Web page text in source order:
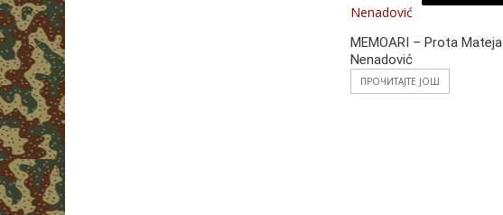
MEMOARI – Prota Mateja
Nenadović
ПРОЧИТАЈТЕ ЈОШ